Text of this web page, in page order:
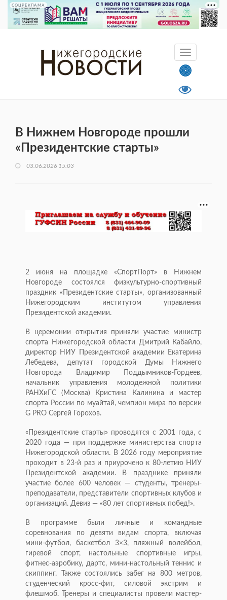
СОЦРЕКЛАМА
В Нижнем Новгороде прошли
«Президентские старты»
03.06.2026 15:03
2 июня на площадке «СпортПорт» в Нижнем
Новгороде состоялся физкультурно-спортивный
праздник «Президентские старты», организованный
Нижегородским институтом управления
Президентской академии.
В церемонии открытия приняли участие министр
спорта Нижегородской области Дмитрий Кабайло,
директор НИУ Президентской академии Екатерина
Лебедева, депутат городской Думы Нижнего
Новгорода Владимир Поддымников-Гордеев,
начальник управления молодежной политики
РАНХиГС (Москва) Кристина Калинина и мастер
спорта России по муайтай, чемпион мира по версии
G PRO Сергей Горохов.
«Президентские старты» проводятся с 2001 года, с
2020 года — при поддержке министерства спорта
Нижегородской области. В 2026 году мероприятие
проходит в 23-й раз и приурочено к 80-летию НИУ
Президентской академии. В празднике приняли
участие более 600 человек — студенты, тренеры-
преподаватели, представители спортивных клубов и
организаций. Девиз — «80 лет спортивных побед!».
В программе были личные и командные
соревнования по девяти видам спорта, включая
мини-футбол, баскетбол 3×3, пляжный волейбол,
гиревой спорт, настольные спортивные игры,
фитнес-аэробику, дартс, мини-настольный теннис и
скиппинг. Также состоялись забег на 800 метров,
студенческий кросс-фит, силовой экстрим и
флешмоб. Тренеры и специалисты провели мастер-